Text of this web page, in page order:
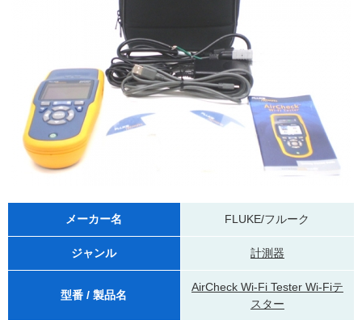
メーカー名 FLUKE/フルーク
ジャンル 計測器
型番 / 製品名
AirCheck Wi-Fi Tester Wi-Fiテ
スター